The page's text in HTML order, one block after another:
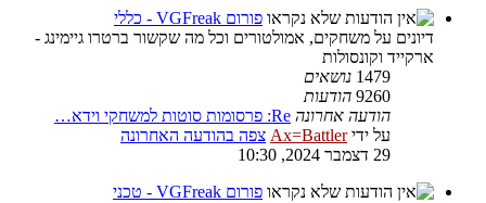
פורום VGFreak - כללי
דיונים על משחקים, אמולטורים וכל מה שקשור ברטרו גיימינג -
ארקייד וקונסולות
1479 נושאים
9260 הודעות
הודעה אחרונה Re: פרסומות סוטות למשחקי וידא…
על ידיAx=Battler צפה בהודעה האחרונה
29 דצמבר 2024, 10:30
פורום VGFreak - טכני